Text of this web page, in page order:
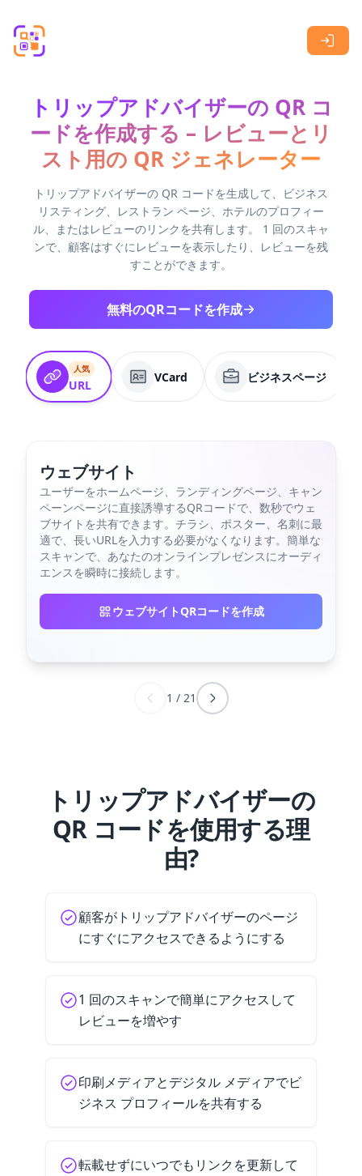
トリップアドバイザーの QR コ
ードを作成する – レビューとリ
スト用の QR ジェネレーター
トリップアドバイザーの QR コードを生成して、ビジネス
リスティング、レストラン ページ、ホテルのプロフィー
ル、またはレビューのリンクを共有します。 1 回のスキャ
ンで、顧客はすぐにレビューを表示したり、レビューを残
すことができます。
無料のQRコードを作成
人気
URL
VCard ビジネスページ
ウェブサイト
ユーザーをホームページ、ランディングページ、キャン
ペーンページに直接誘導するQRコードで、数秒でウェ
ブサイトを共有できます。チラシ、ポスター、名刺に最
適で、長いURLを入力する必要がなくなります。簡単な
スキャンで、あなたのオンラインプレゼンスにオーディ
エンスを瞬時に接続します。
ウェブサイトQRコードを作成
1 / 21
トリップアドバイザーの
QR コードを使用する理
由?
顧客がトリップアドバイザーのページ
にすぐにアクセスできるようにする
1 回のスキャンで簡単にアクセスして
レビューを増やす
印刷メディアとデジタル メディアでビ
ジネス プロフィールを共有する
転載せずにいつでもリンクを更新して